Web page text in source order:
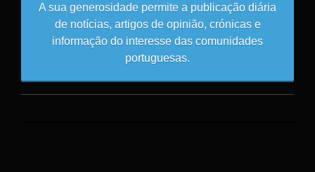
A sua generosidade permite a publicação diária
de notícias, artigos de opinião, crónicas e
informação do interesse das comunidades
portuguesas.